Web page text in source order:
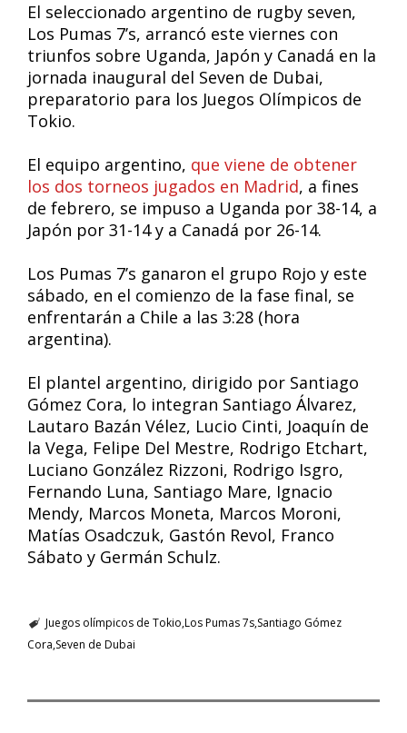
El seleccionado argentino de rugby seven,
Los Pumas 7’s, arrancó este viernes con
triunfos sobre Uganda, Japón y Canadá en la
jornada inaugural del Seven de Dubai,
preparatorio para los Juegos Olímpicos de
Tokio.
El equipo argentino, que viene de obtener
los dos torneos jugados en Madrid, a fines
de febrero, se impuso a Uganda por 38-14, a
Japón por 31-14 y a Canadá por 26-14.
Los Pumas 7’s ganaron el grupo Rojo y este
sábado, en el comienzo de la fase final, se
enfrentarán a Chile a las 3:28 (hora
argentina).
El plantel argentino, dirigido por Santiago
Gómez Cora, lo integran Santiago Álvarez,
Lautaro Bazán Vélez, Lucio Cinti, Joaquín de
la Vega, Felipe Del Mestre, Rodrigo Etchart,
Luciano González Rizzoni, Rodrigo Isgro,
Fernando Luna, Santiago Mare, Ignacio
Mendy, Marcos Moneta, Marcos Moroni,
Matías Osadczuk, Gastón Revol, Franco
Sábato y Germán Schulz.
Juegos olímpicos de Tokio Los Pumas 7sSantiago Gómez
Cora Seven de Dubai